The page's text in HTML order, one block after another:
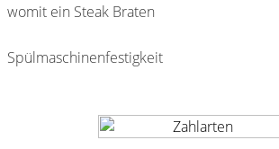
womit ein Steak Braten
Spülmaschinenfestigkeit